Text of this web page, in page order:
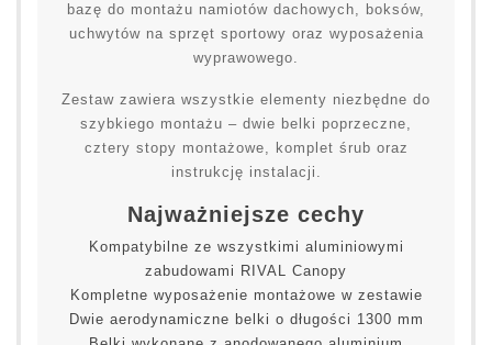
bazę do montażu namiotów dachowych, boksów,
uchwytów na sprzęt sportowy oraz wyposażenia
wyprawowego.
Zestaw zawiera wszystkie elementy niezbędne do
szybkiego montażu – dwie belki poprzeczne,
cztery stopy montażowe, komplet śrub oraz
instrukcję instalacji.
Najważniejsze cechy
Kompatybilne ze wszystkimi aluminiowymi
zabudowami RIVAL Canopy
Kompletne wyposażenie montażowe w zestawie
Dwie aerodynamiczne belki o długości 1300 mm